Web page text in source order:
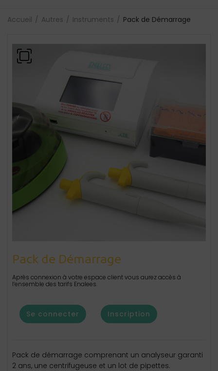
Accueil Autres Instruments Pack de Démarrage
Pack de Démarrage
Après connexion à votre espace client vous aurez accès à
l’ensemble des tarifs Enalees.
Se connecter Inscription
Pack de démarrage comprenant un analyseur garanti
2 ans, une centrifugeuse et un lot de pipettes.